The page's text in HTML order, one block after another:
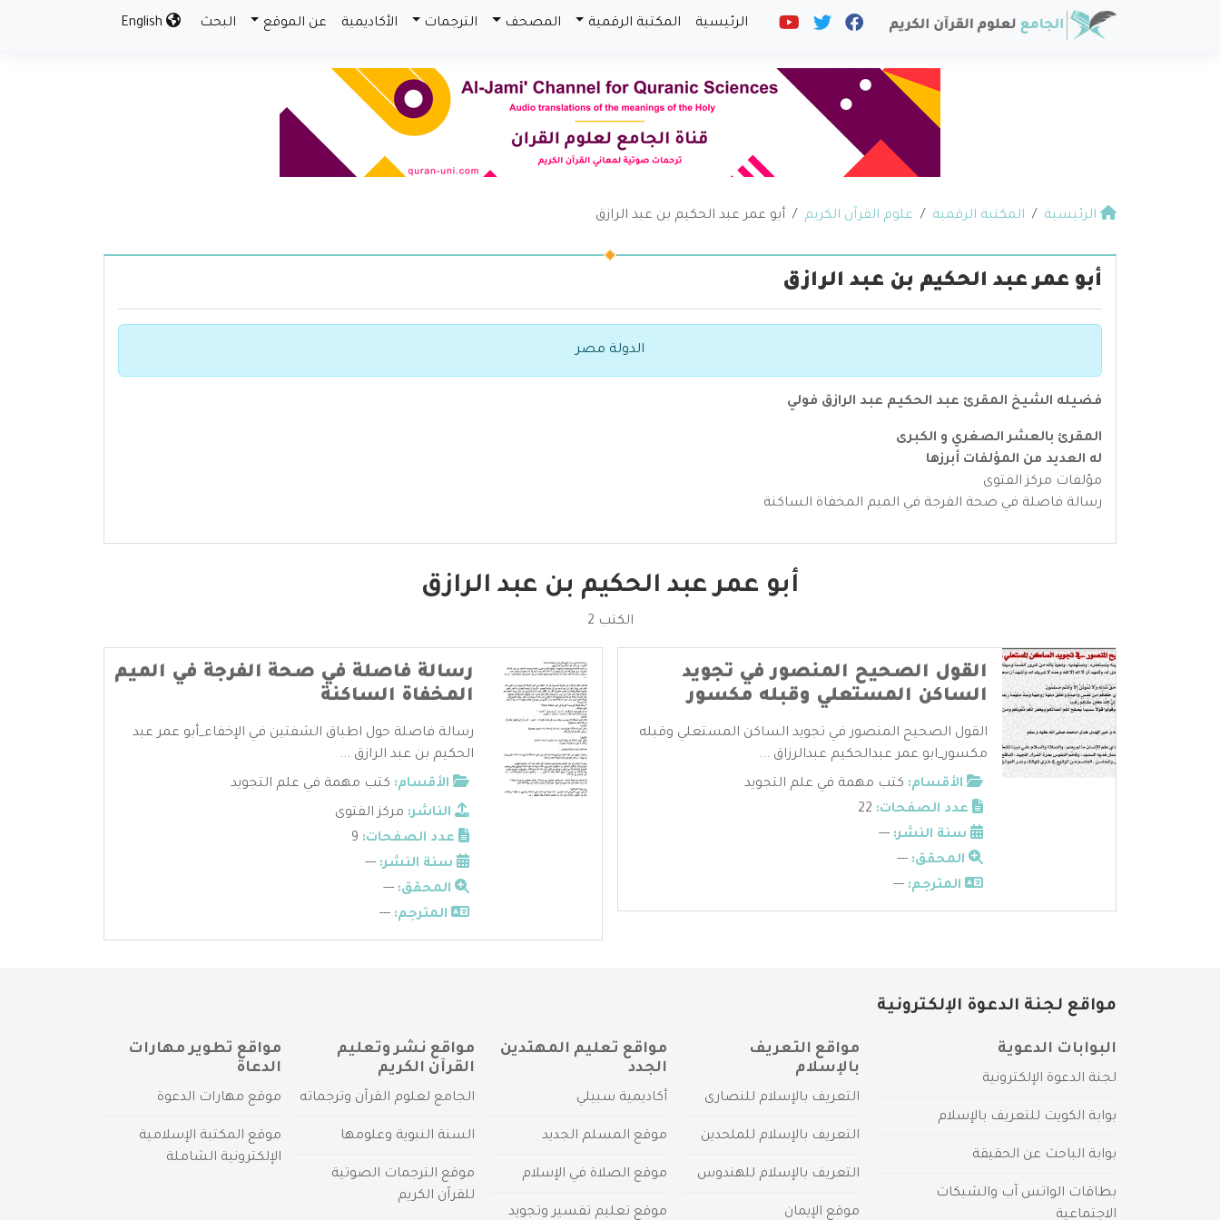
الرئيسية المكتبة الرقمية المصحف الترجمات الأكاديمية عن الموقع البحث
الرئيسية المكتبة الرقمية علوم القرآن الكريم أبو عمر عبد الحكيم بن عبد الرازق
أبو عمر عبد الحكيم بن عبد الرازق
الدولة مصر
فضيله الشيخ المقرئ عبد الحكيم عبد الرازق فولي
المقرئ بالعشر الصغري و الكبرى
له العديد من المؤلفات أبرزها
مؤلفات مركز الفتوى
رسالة فاصلة في صحة الفرجة في الميم المخفاة الساكنة
أبو عمر عبد الحكيم بن عبد الرازق
الكتب 2
القول الصحيح المنصور في تجويد
الساكن المستعلي وقبله مكسور
القول الصحيح المنصور في تجويد الساكن المستعلي وقبله
مكسور_ابو عمر عبدالحكيم عبدالرزاق ...
الأقسام: كتب مهمة في علم التجويد
عدد الصفحات:
سنة النشر: ---
المحقق: ---
المترجم: ---
رسالة فاصلة في صحة الفرجة في الميم
المخفاة الساكنة
رسالة فاصلة حول اطباق الشفتين في الإخفاء_أبو عمر عبد
الحكيم بن عبد الرازق ...
الأقسام: كتب مهمة في علم التجويد
الناشر: مركز الفتوى
عدد الصفحات:
سنة النشر: ---
المحقق: ---
المترجم: ---
مواقع لجنة الدعوة الإلكترونية
البوابات الدعوية
لجنة الدعوة الإلكترونية
بوابة الكويت للتعريف بالإسلام
بوابة الباحث عن الحقيقة
بطاقات الواتس آب والشبكات
الاجتماعية
مواقع التعريف
بالإسلام
التعريف بالإسلام للنصارى
التعريف بالإسلام للملحدين
التعريف بالإسلام للهندوس
موقع الإيمان
مواقع تعليم المهتدين
الجدد
أكاديمية سبيلي
موقع المسلم الجديد
موقع الصلاة في الإسلام
موقع تعليم تفسير وتجويد
مواقع نشر وتعليم
القرآن الكريم
الجامع لعلوم القرآن وترجماته
السنة النبوية وعلومها
موقع الترجمات الصوتية
للقرآن الكريم
مواقع تطوير مهارات
الدعاة
موقع مهارات الدعوة
موقع المكتبة الإسلامية
الإلكترونية الشاملة